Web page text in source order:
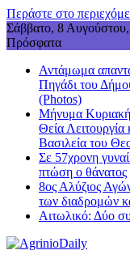
Περάστε στο
Σάββατο, 8
Πρόσφατα
Αντάμωμα
Πηγάδι του
(Photos)
Μήνυμα
Θεία Λειτουργία
Βασιλεία του
Σε 57χρονη
πτώση ο θάνατος
8ος Αλύζιος
των διαδρομών
Aιτωλικό: Δύο